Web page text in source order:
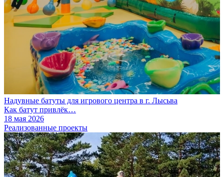
Надувные батуты для игрового центра в г. Лысьва
Как батут привлёк…
18 мая 2026
Реализованные проекты